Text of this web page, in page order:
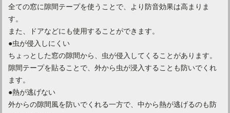
和室にソファを置いて雰囲気のある部屋に！おすすめをご紹介
全ての窓に隙間テープを使うことで、より防音効果は高まりま
す。
また、ドアなどにも使用することができます。
●虫が侵入しにくい
ちょっとした窓の隙間から、虫が侵入してくることがあります。
隙間テープを貼ることで、外から虫が浸入することも防いでくれ
ます。
●熱が逃げない
外からの隙間風を防いでくれる一方で、中から熱が逃げるのも防